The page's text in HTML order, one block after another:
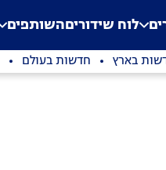
.
לוח שידוריםהשותפים
בארץ חדשות בעולם